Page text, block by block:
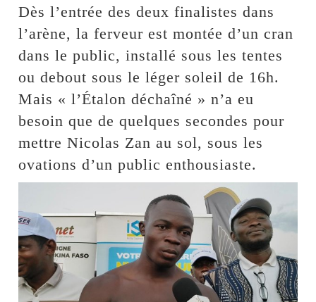
Dès l’entrée des deux finalistes dans
l’arène, la ferveur est montée d’un cran
dans le public, installé sous les tentes
ou debout sous le léger soleil de 16h.
Mais « l’Étalon déchaîné » n’a eu
besoin que de quelques secondes pour
mettre Nicolas Zan au sol, sous les
ovations d’un public enthousiaste.